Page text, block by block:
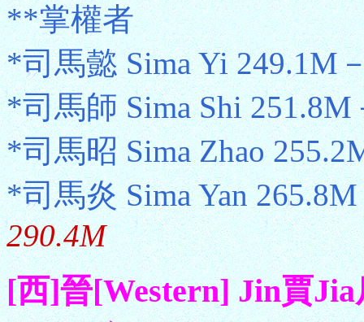
**掌權者
*司馬懿 Sima Yi 249.1M
*司馬師 Sima Shi 251.8M
*司馬昭 Sima Zhao
*司馬炎 Sima Yan
290.4M
[西]晉[Western] Jin賈